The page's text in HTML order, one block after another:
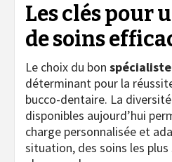
Les clés pour
de soins
Le choix du bon
déterminant pour la
bucco-dentaire. La
disponibles aujourd’hui
charge personnalisée et
situation, des soins les plus